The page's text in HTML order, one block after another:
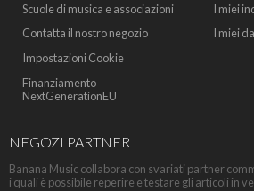
Scuole di musica e associazioni
Contatta il nostro negozio
Impostazioni Cookie
Finanziamento
NextGenerationEU
I miei
I miei
NEGOZI PARTNER
Banana Music collabora con svariati partner
i quali è possibile reperire e testare gli articoli in